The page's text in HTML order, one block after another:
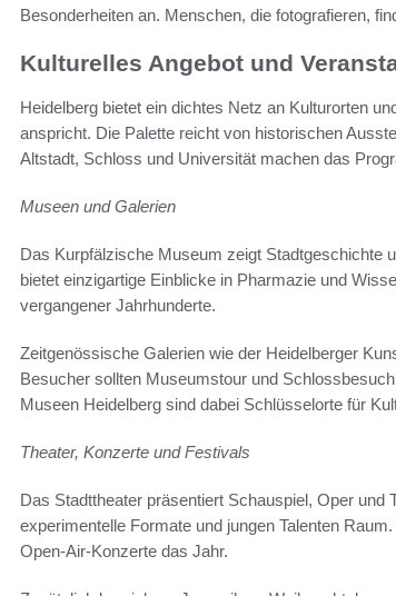
Besonderheiten an. Menschen, die fotografieren,
Kulturelles Angebot und
Heidelberg bietet ein dichtes Netz an Kulturorten
anspricht. Die Palette reicht von historischen
Altstadt, Schloss und Universität machen das
Museen und Galerien
Das Kurpfälzische Museum zeigt Stadtgeschichte
bietet einzigartige Einblicke in Pharmazie und
vergangener Jahrhunderte.
Zeitgenössische Galerien wie der Heidelberger
Besucher sollten Museumstour und
Museen Heidelberg sind dabei Schlüsselorte für
Theater, Konzerte und Festivals
Das Stadttheater präsentiert Schauspiel, Oper und
experimentelle Formate und jungen Talenten
Open-Air-Konzerte das Jahr.